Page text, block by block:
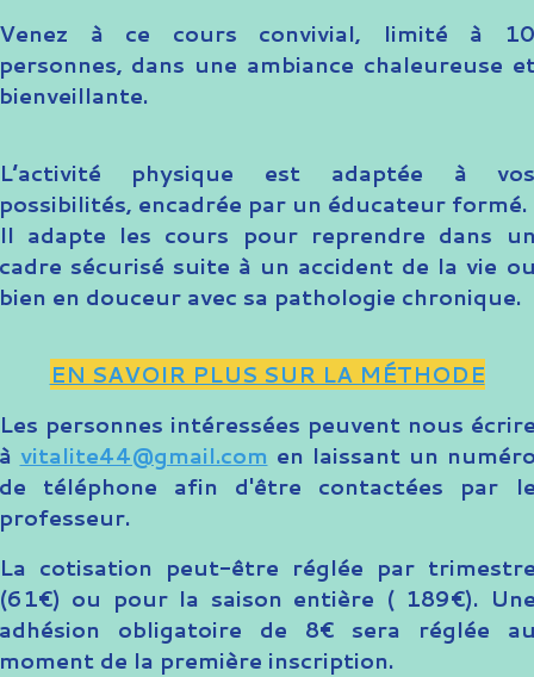
à ce cours convivial, limité à
dans une ambiance chaleureuse
physique est adaptée à
encadrée par un éducateur formé.
adapte les cours pour reprendre dans
sécurisé suite à un accident de la vie
en douceur avec sa pathologie chronique.
EN SAVOIR PLUS SUR LA MÉTHODE
personnes intéressées peuvent nous
vitalite44@gmail.com en laissant un
téléphone afin d'être contactées par
cotisation peut-être réglée par
ou pour la saison entière ( 189€).
obligatoire de 8€ sera réglée
de la première inscription.